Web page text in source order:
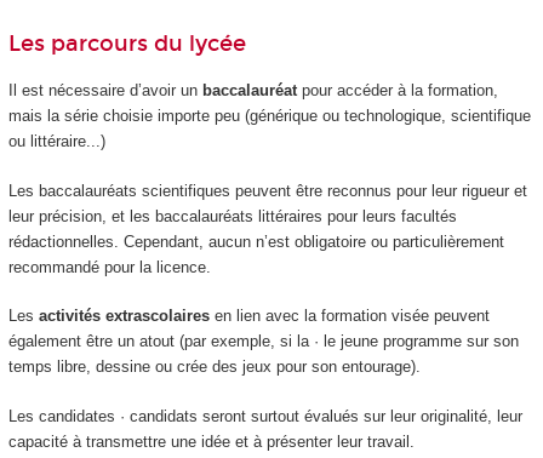
Les parcours du lycée
Il est nécessaire d’avoir un baccalauréat pour accéder à la formation,
mais la série choisie importe peu (générique ou technologique, scientifique
ou littéraire...)
Les baccalauréats scientifiques peuvent être reconnus pour leur rigueur et
leur précision, et les baccalauréats littéraires pour leurs facultés
rédactionnelles. Cependant, aucun n’est obligatoire ou particulièrement
recommandé pour la licence.
Les activités extrascolairesen lien avec la formation visée peuvent
également être un atout (par exemple, si la · le jeune programme sur son
temps libre, dessine ou crée des jeux pour son entourage).
Les candidates · candidats seront surtout évalués sur leur originalité, leur
capacité à transmettre une idée et à présenter leur travail.